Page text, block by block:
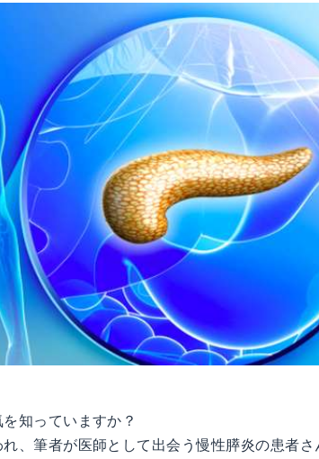
知っていますか？
、筆者が医師として出会う慢性膵炎の患者さ